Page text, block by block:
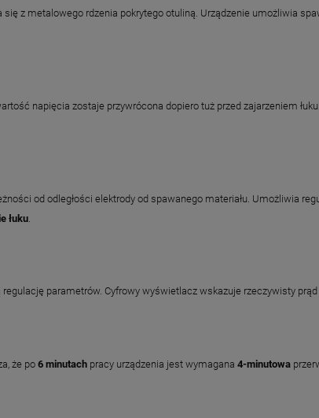
się z metalowego rdzenia pokrytego otuliną. Urządzenie umożliwia
napięcia zostaje przywrócona dopiero tuż przed zajarzeniem
od odległości elektrody od spawanego materiału. Umożliwia
łuku
regulację parametrów. Cyfrowy wyświetlacz wskazuje rzeczywisty
że po 6 minutach pracy urządzenia jest wymagana 4-minutowa